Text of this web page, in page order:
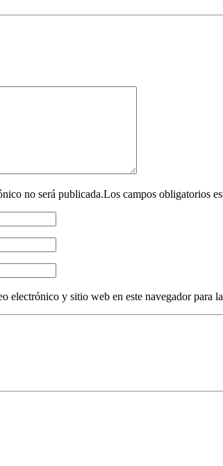
no será publicada.Los campos obligatorios
electrónico y sitio web en este navegador para